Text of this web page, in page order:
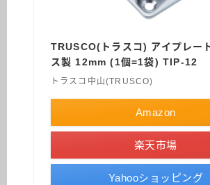
TRUSCO(トラスコ) アイプレー
ス製 12mm (1個=1袋) TIP-12
トラスコ中山(TRUSCO)
Amazon
楽天市場
Yahooショッピング